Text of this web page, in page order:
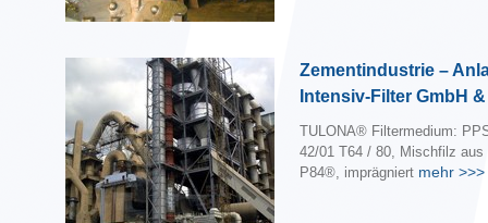
Zementindustrie –
Intensiv-Filter GmbH
TULONA® Filtermedium:
42/01 T64 / 80, Mischfilz aus
P84®, imprägniert mehr>>>